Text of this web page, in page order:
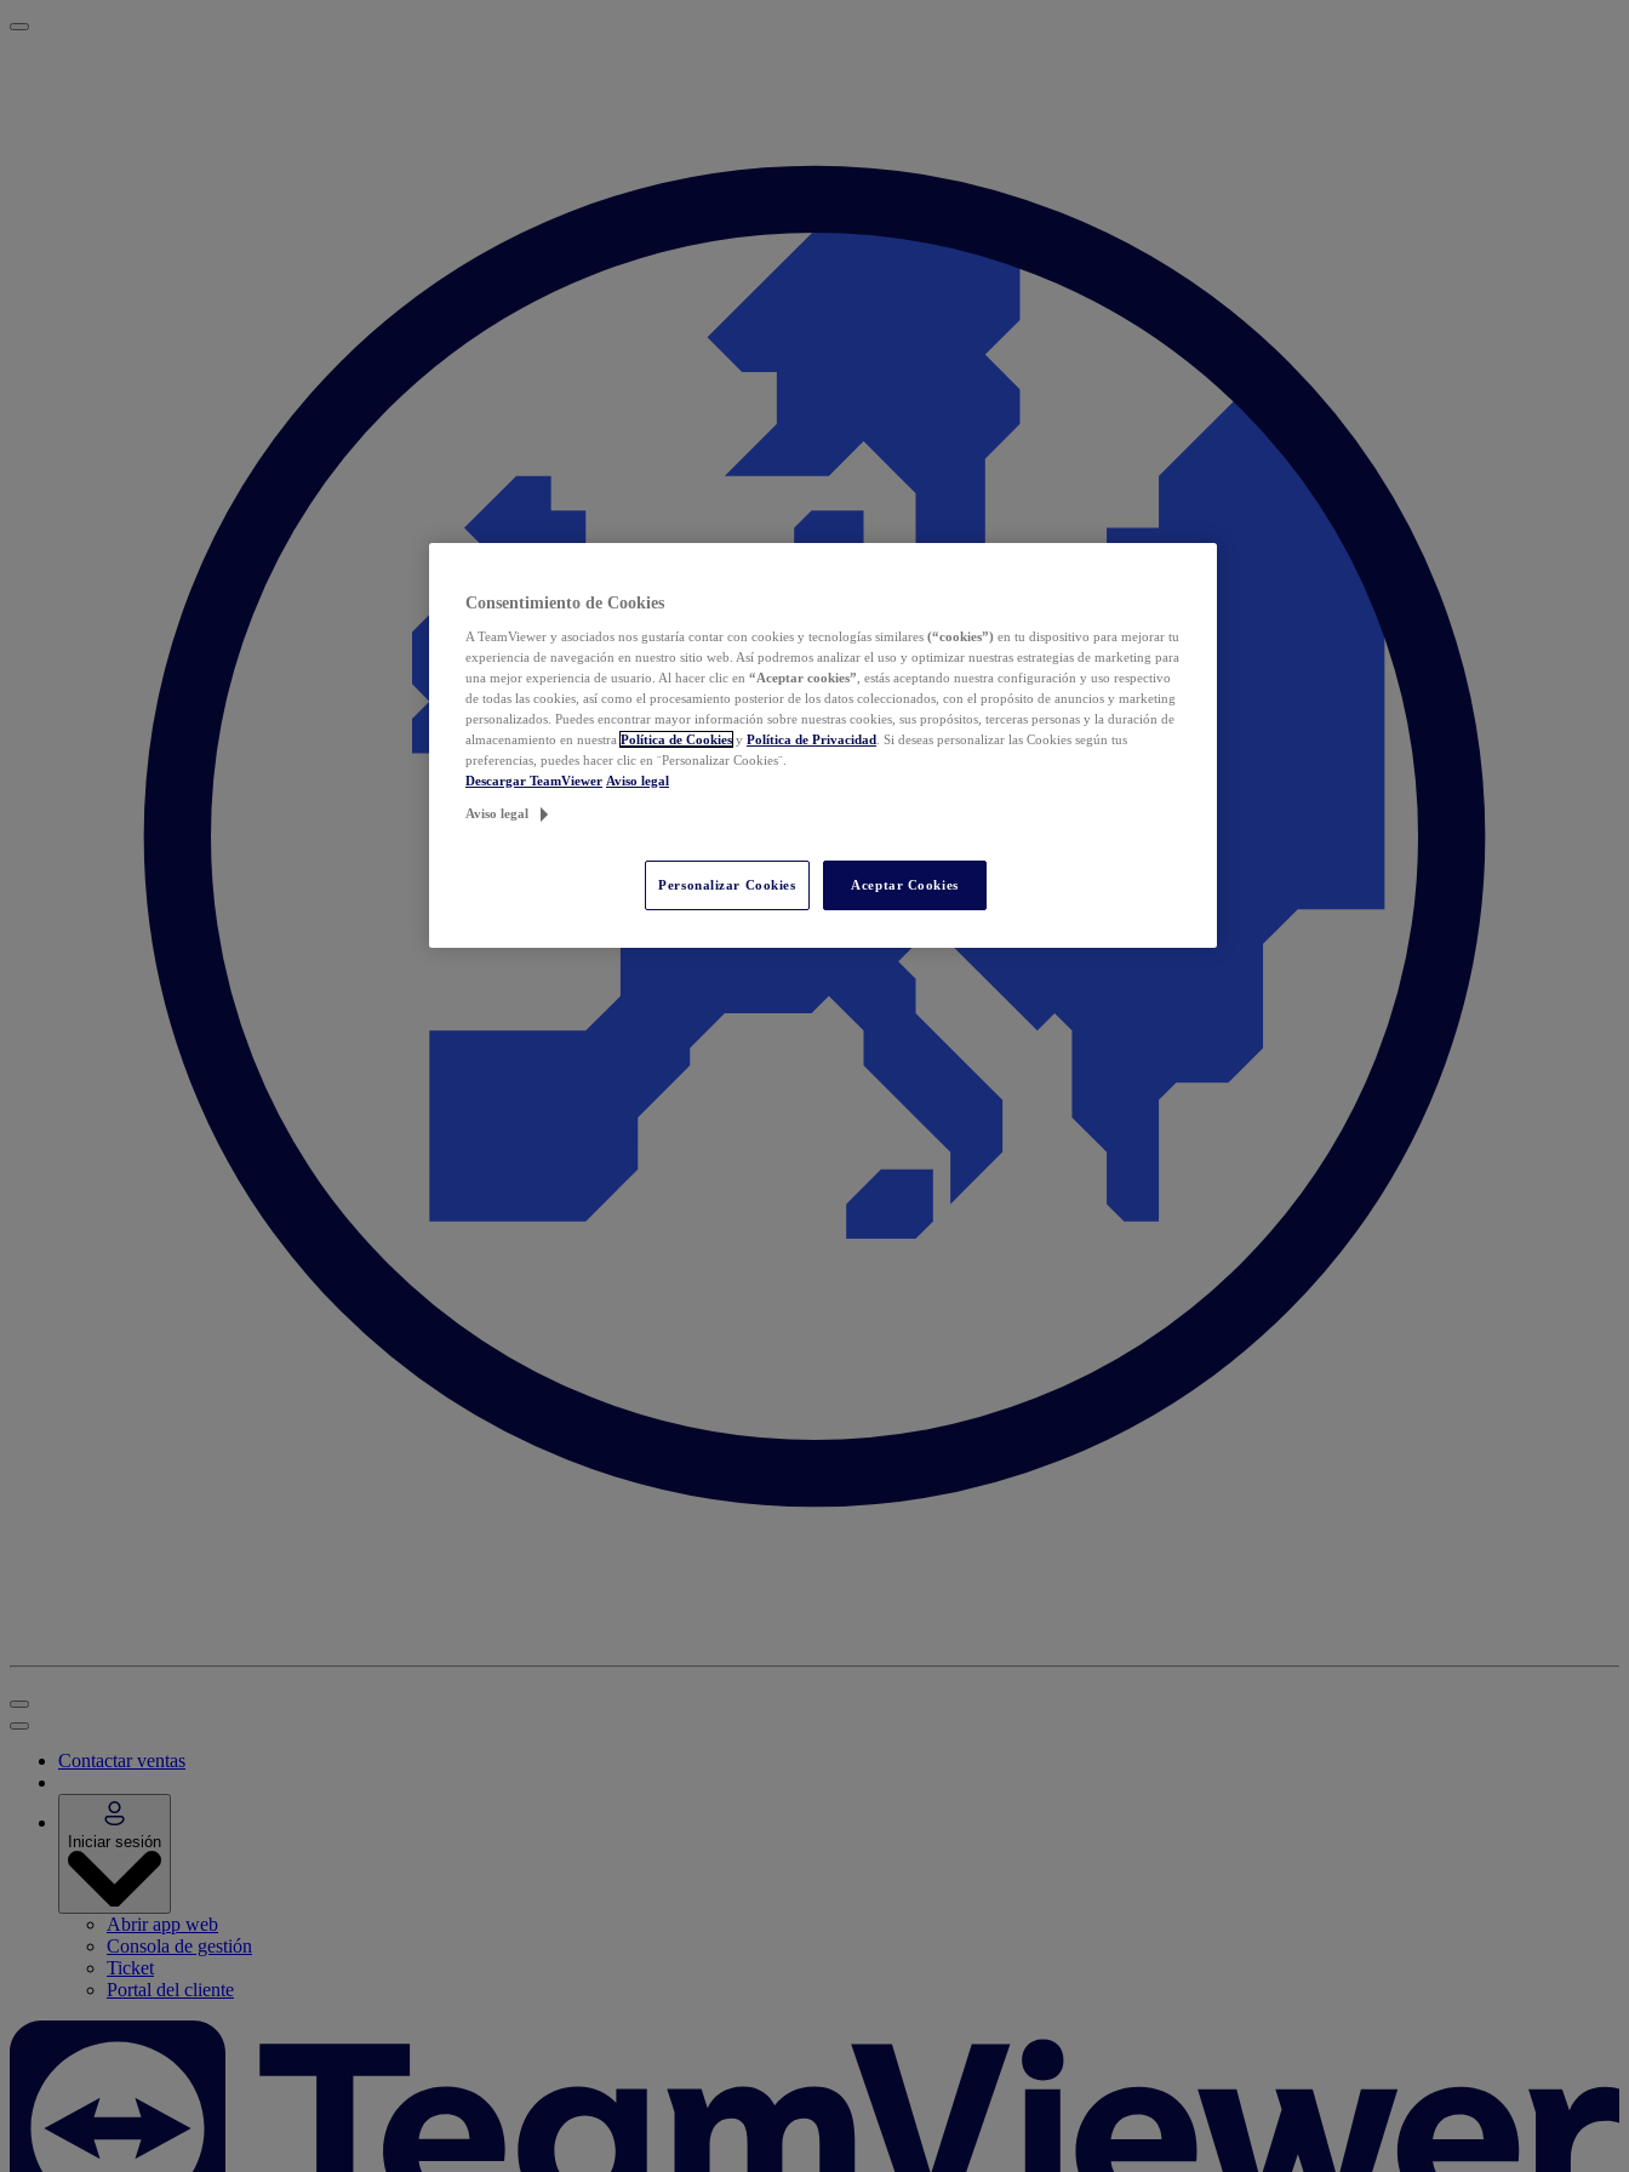
Contactar ventas
Iniciar sesión
Abrir app web
Consola de gestión
Ticket
Portal del cliente
Consentimiento de Cookies
A TeamViewer y asociados nos gustaría contar con cookies y tecnologías similares (“cookies”) en tu dispositivo para mejorar tu
experiencia de navegación en nuestro sitio web. Así podremos analizar el uso y optimizar nuestras estrategias de marketing para
una mejor experiencia de usuario. Al hacer clic en “Aceptar cookies” , estás aceptando nuestra configuración y uso respectivo
de todas las cookies, así como el procesamiento posterior de los datos coleccionados, con el propósito de anuncios y marketing
personalizados. Puedes encontrar mayor información sobre nuestras cookies, sus propósitos, terceras personas y la duración de
almacenamiento en nuestra Política de Cookies y Política de Privacidad . Si deseas personalizar las Cookies según tus
preferencias, puedes hacer clic en ¨Personalizar Cookies¨.
Descargar TeamViewer Aviso legal
Aviso legal
Personalizar Cookies Aceptar Cookies